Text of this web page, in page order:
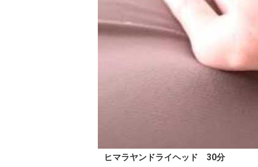
ヒマラヤンドライヘッド 30分